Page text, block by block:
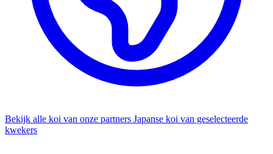
Bekijk alle koi van onze partners Japanse koi van geselecteerde
kwekers